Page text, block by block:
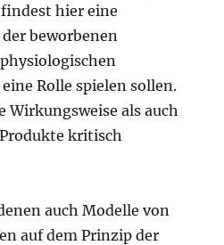
hier eine
beworbenen
Rolle spielen sollen.
Wirkungsweise als auch
kritisch
auch Modelle von
auf dem Prinzip der